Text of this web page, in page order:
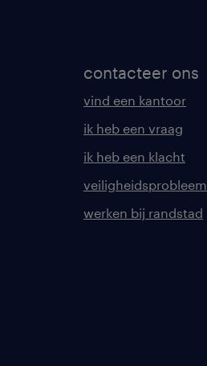
contacteer ons
vind een kantoor
ik heb een vraag
ik heb een klacht
veiligheidsprobleem
werken bij randstad